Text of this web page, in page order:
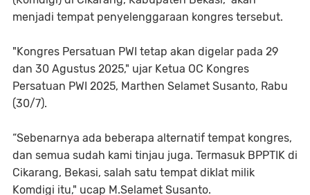
menjadi tempat penyelenggaraan kongres tersebut.
"Kongres Persatuan PWI tetap akan digelar pada 29
dan 30 Agustus 2025," ujar Ketua OC Kongres
Persatuan PWI 2025, Marthen Selamet Susanto, Rabu
(30/7).
“Sebenarnya ada beberapa alternatif tempat kongres,
dan semua sudah kami tinjau juga. Termasuk BPPTIK di
Cikarang, Bekasi, salah satu tempat diklat milik
Komdigi itu," ucap M.Selamet Susanto.